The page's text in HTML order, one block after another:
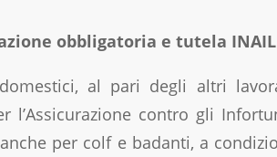
obbligatoria e tutela
al pari degli altri
l’Assicurazione contro gli
per colf e badanti, a